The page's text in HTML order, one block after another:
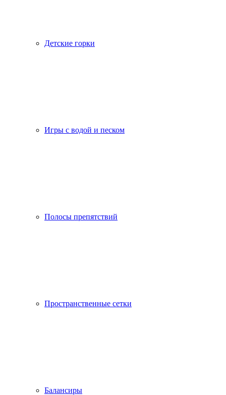
Детские горки
Игры с водой и песком
Полосы препятствий
Пространственные сетки
Балансиры